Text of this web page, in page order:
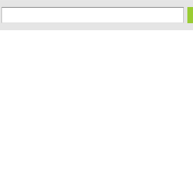
Search form
Search